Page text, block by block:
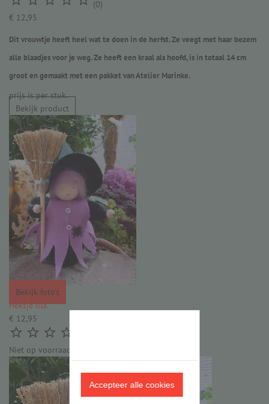
(0)
€ 12,95
Dit vrouwtje heeft heel wat te doen in de herfst. Ze veegt met haar bezem
alle blaadjes voor je weg. Ze heeft een kraal als hoofd, is in totaal 14 cm
groot en gemaakt met een pakket van Atelier Marinke.
prijs is per stuk.
Bekijk product
Bekijk foto's
Heksje lila.
€ 12,95
   
Niet op voorraad
Accepteer alle cookies